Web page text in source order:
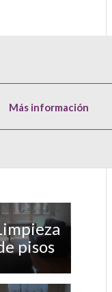
Más información
pisos